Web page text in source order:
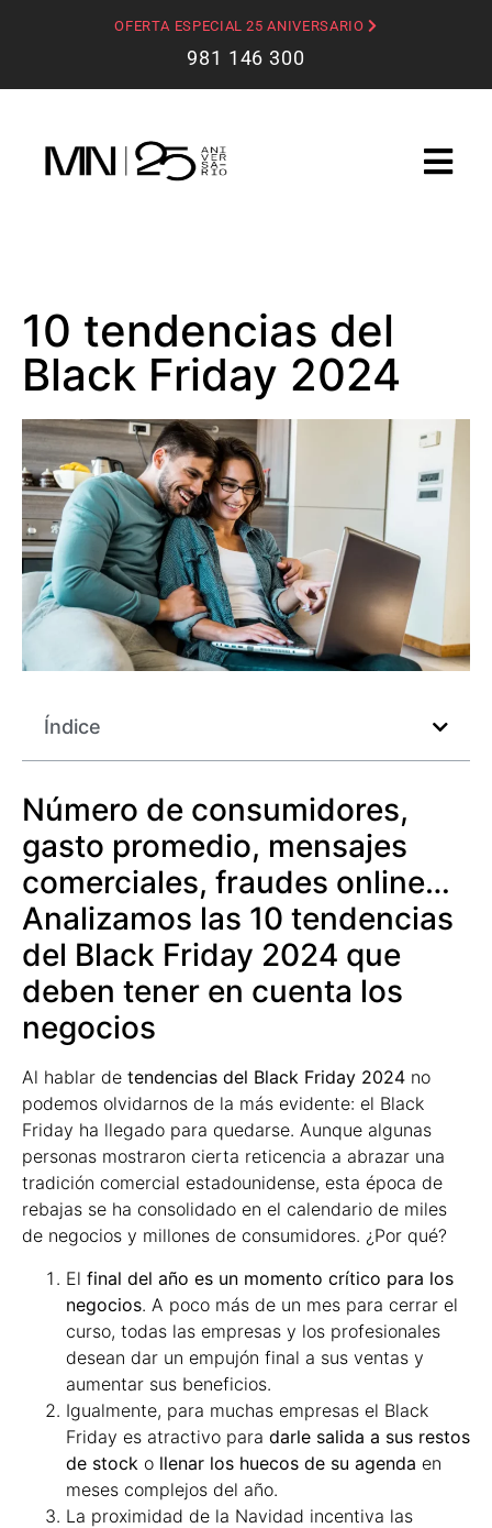
OFERTA ESPECIAL 25 ANIVERSARIO
981 146 300
10 tendencias del
Black Friday 2024
Índice
Número de consumidores,
gasto promedio, mensajes
comerciales, fraudes online…
Analizamos las 10 tendencias
del Black Friday 2024 que
deben tener en cuenta los
negocios
Al hablar de tendencias del Black Friday 2024 no
podemos olvidarnos de la más evidente: el Black
Friday ha llegado para quedarse. Aunque algunas
personas mostraron cierta reticencia a abrazar una
tradición comercial estadounidense, esta época de
rebajas se ha consolidado en el calendario de miles
de negocios y millones de consumidores. ¿Por qué?
El final del año es un momento crítico para los
negocios. A poco más de un mes para cerrar el
curso, todas las empresas y los profesionales
desean dar un empujón final a sus ventas y
aumentar sus beneficios.
Igualmente, para muchas empresas el Black
Friday es atractivo para darle salida a sus restos
de stock o llenar los huecos de su agenda en
meses complejos del año.
La proximidad de la Navidad incentiva las